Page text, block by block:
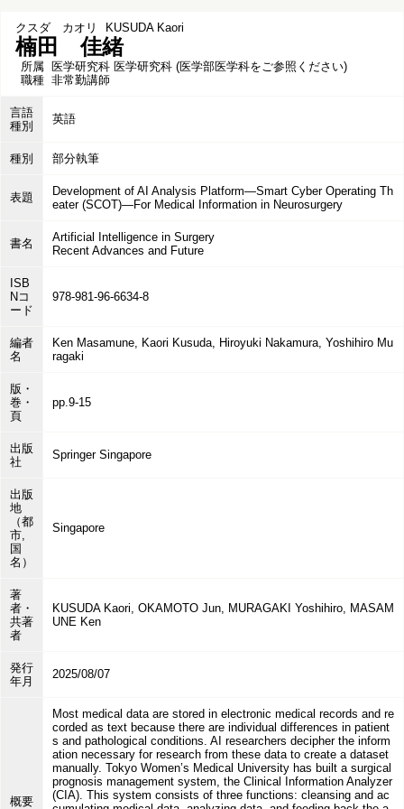
クスダ カオリ KUSUDA Kaori
楠田 佳緒
所属 医学研究科 医学研究科 (医学部医学科をご参照ください)
職種 非常勤講師
言語
種別
英語
種別 部分執筆
表題
Development of AI Analysis Platform—Smart Cyber Operating Th
eater (SCOT)—For Medical Information in Neurosurgery
書名
Artificial Intelligence in Surgery
Recent Advances and Future
ISB
Nコ
ード
978-981-96-6634-8
編者
名
Ken Masamune, Kaori Kusuda, Hiroyuki Nakamura, Yoshihiro Mu
ragaki
版・
巻・
頁
pp.9-15
出版
社
Springer Singapore
出版
地
（都
市,
国
名）
Singapore
著
者・
共著
者
KUSUDA Kaori, OKAMOTO Jun, MURAGAKI Yoshihiro, MASAM
UNE Ken
発行
年月
2025/08/07
概要
Most medical data are stored in electronic medical records and re
corded as text because there are individual differences in patient
s and pathological conditions. AI researchers decipher the inform
ation necessary for research from these data to create a dataset
manually. Tokyo Women’s Medical University has built a surgical
prognosis management system, the Clinical Information Analyzer
(CIA). This system consists of three functions: cleansing and ac